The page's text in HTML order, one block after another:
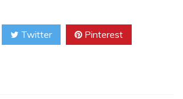
Twitter Pinterest